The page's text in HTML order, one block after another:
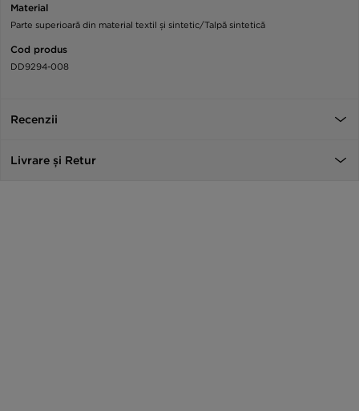
Material
Parte superioară din material textil și sintetic/Talpă sintetică
Cod produs
DD9294-008
Recenzii
Livrare și Retur